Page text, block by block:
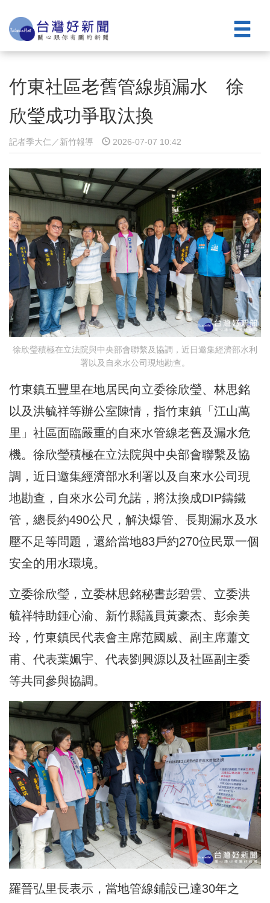
竹東社區老舊管線頻漏水 徐
欣瑩成功爭取汰換
記者季大仁／新竹報導 2026-07-07 10:42
徐欣瑩積極在立法院與中央部會聯繫及協調，近日邀集經濟部水利
署以及自來水公司現地勘查。
竹東鎮五豐里在地居民向立委徐欣瑩、林思銘
以及洪毓祥等辦公室陳情，指竹東鎮「江山萬
里」社區面臨嚴重的自來水管線老舊及漏水危
機。徐欣瑩積極在立法院與中央部會聯繫及協
調，近日邀集經濟部水利署以及自來水公司現
地勘查，自來水公司允諾，將汰換成DIP鑄鐵
管，總長約490公尺，解決爆管、長期漏水及水
壓不足等問題，還給當地83戶約270位民眾一個
安全的用水環境。
立委徐欣瑩，立委林思銘秘書彭碧雲、立委洪
毓祥特助鍾心渝、新竹縣議員黃豪杰、彭余美
玲，竹東鎮民代表會主席范國威、副主席蕭文
甫、代表葉姵宇、代表劉興源以及社區副主委
等共同參與協調。
羅晉弘里長表示，當地管線鋪設已達30年之